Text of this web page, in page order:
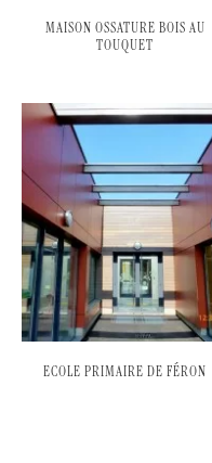
MAISON OSSATURE BOIS AU
TOUQUET
ECOLE PRIMAIRE DE FÉRON